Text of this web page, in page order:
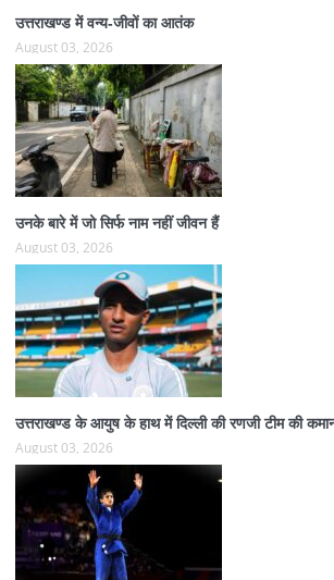
उत्तराखण्ड में वन्य-जीवों का आतंक
August 03, 2026
उनके बारे में जो सिर्फ नाम नहीं जीवन हैं
August 03, 2026
उत्तराखण्ड के आयुष के हाथ में दिल्ली की रणजी टीम की
August 03, 2026